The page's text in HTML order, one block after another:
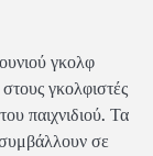
γκολφ
γκολφιστές
παιχνιδιού. Τα
συμβάλλουν σε